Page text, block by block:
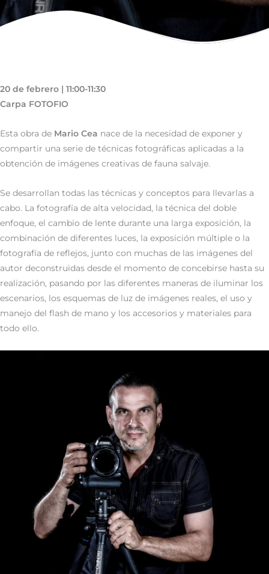
20 de febrero | 11:00-11:30
Carpa FOTOFIO
Esta obra de Mario Cea nace de la necesidad de exponer y
compartir una serie de técnicas fotográficas aplicadas a la
obtención de imágenes creativas de fauna salvaje.
Se desarrollan todas las técnicas y conceptos para llevarlas a
cabo. La fotografía de alta velocidad, la técnica del doble
enfoque, el cambio de lente durante una larga exposición, la
combinación de diferentes luces, la exposición múltiple o la
fotografía de reflejos, junto con muchas de las imágenes del
autor deconstruidas desde el momento de concebirse hasta su
realización, pasando por las diferentes maneras de iluminar los
escenarios, los esquemas de luz de imágenes reales, el uso y
manejo del flash de mano y los accesorios y materiales para
todo ello.